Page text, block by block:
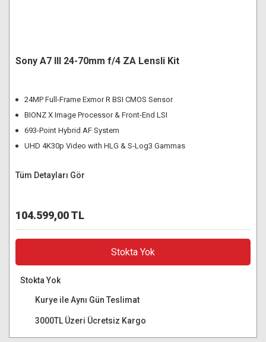
Sony A7 III 24-70mm f/4 ZA Lensli Kit
24MP Full-Frame Exmor R BSI CMOS Sensor
BIONZ X Image Processor & Front-End LSI
693-Point Hybrid AF System
UHD 4K30p Video with HLG & S-Log3 Gammas
Tüm Detayları Gör
104.599,00 TL
Stokta Yok
Stokta Yok
Kurye ile Aynı Gün Teslimat
3000TL Üzeri Ücretsiz Kargo